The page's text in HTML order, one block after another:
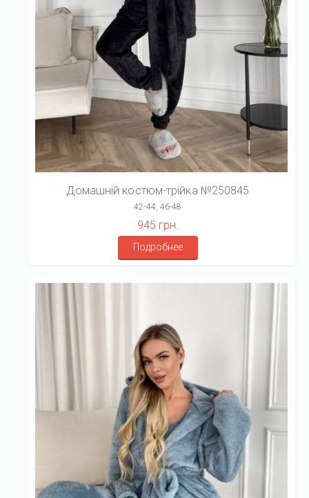
Домашній костюм-трійка №250845
42-44, 46-48
945 грн.
Подробнее